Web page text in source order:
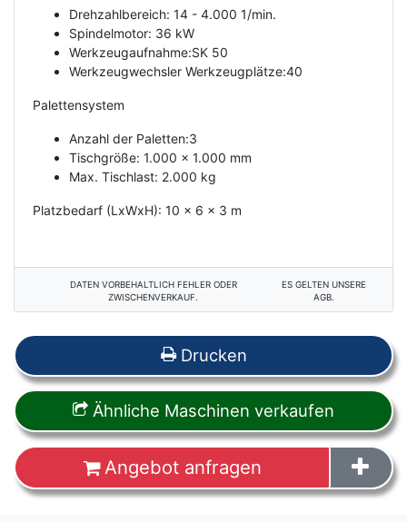
Drehzahlbereich: 14 - 4.000 1/min.
Spindelmotor: 36 kW
Werkzeugaufnahme:SK 50
Werkzeugwechsler Werkzeugplätze:40
Palettensystem
Anzahl der Paletten:3
Tischgröße: 1.000 x 1.000 mm
Max. Tischlast: 2.000 kg
Platzbedarf (LxWxH): 10 x 6 x 3 m
DATEN VORBEHALTLICH FEHLER ODER
ZWISCHENVERKAUF.
ES GELTEN UNSERE
AGB.
Drucken
Ähnliche Maschinen verkaufen
Angebot anfragen